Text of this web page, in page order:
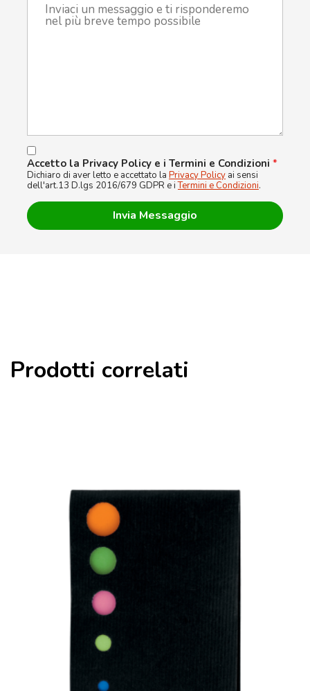
Accetto la Privacy Policy e i Termini e Condizioni *
Dichiaro di aver letto e accettato la Privacy Policy ai sensi
dell'art.13 D.lgs 2016/679 GDPR e iTermini e Condizioni.
Prodotti correlati